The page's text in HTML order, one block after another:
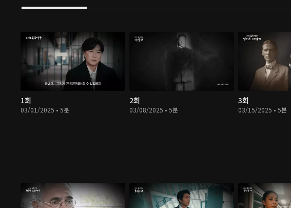
1회
03/01/2025 • 5분
2회
03/08/2025 • 5분
3회
03/15/2025 • 5분